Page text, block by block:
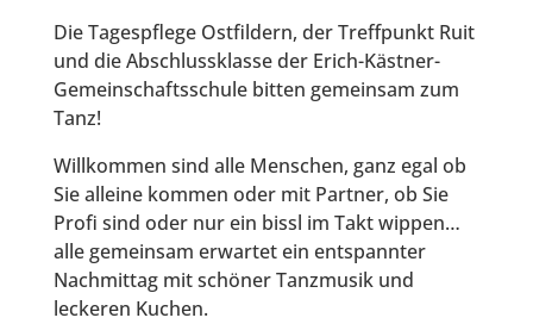
Die Tagespflege Ostfildern, der Treffpunkt Ruit
und die Abschlussklasse der Erich-Kästner-
Gemeinschaftsschule bitten gemeinsam zum
Tanz!
Willkommen sind alle Menschen, ganz egal ob
Sie alleine kommen oder mit Partner, ob Sie
Profi sind oder nur ein bissl im Takt wippen…
alle gemeinsam erwartet ein entspannter
Nachmittag mit schöner Tanzmusik und
leckeren Kuchen.